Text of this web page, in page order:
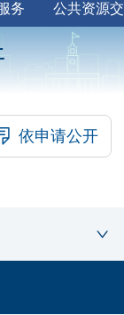
务 公共资源
依申请公开